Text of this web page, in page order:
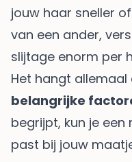
jouw haar sneller
van een ander,
slijtage enorm per
Het hangt allemaal
belangrijke
begrijpt, kun je
past bij jouw